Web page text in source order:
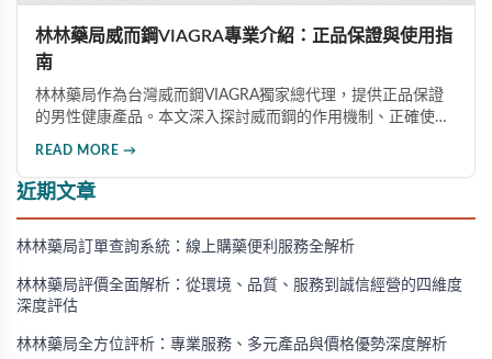
林林藥局威而鋼VIAGRA專業介紹：正品保證與使用指
南
林林藥局作為台灣威而鋼VIAGRA獨家總代理，提供正品保證
的男性健康產品。本文深入探討威而鋼的作用機制、正確使用
擇。
READ MORE →
近期文章
林林藥局訂單查詢系統：線上購藥便利服務全解析
林林藥局評價全面解析：從環境、品質、服務到誠信經營的四維度
深度評估
林林藥局全方位評析：專業服務、多元產品與價格優勢深度解析